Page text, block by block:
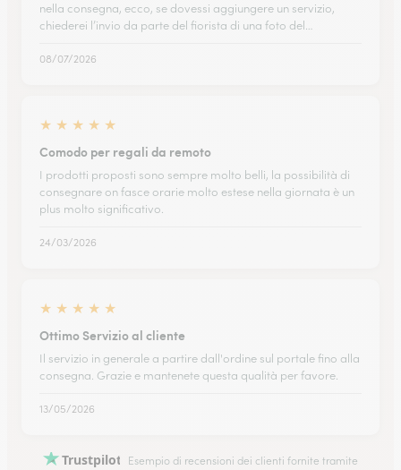
nella consegna, ecco, se dovessi aggiungere un servizio,
chiederei l’invio da parte del fiorista di una foto del…
08/07/2026
★ ★ ★ ★ ★
Comodo per regali da remoto
I prodotti proposti sono sempre molto belli, la possibilità di
consegnare on fasce orarie molto estese nella giornata è un
plus molto significativo.
24/03/2026
★ ★ ★ ★ ★
Ottimo Servizio al cliente
Il servizio in generale a partire dall'ordine sul portale fino alla
consegna. Grazie e mantenete questa qualità per favore.
13/05/2026
Trustpilot
Esempio di recensioni dei clienti fornite tramite